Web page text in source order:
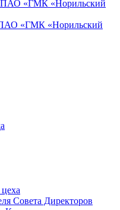
ПАО «ГМК «Норильский
ПАО «ГМК «Норильский
Совета Директоров